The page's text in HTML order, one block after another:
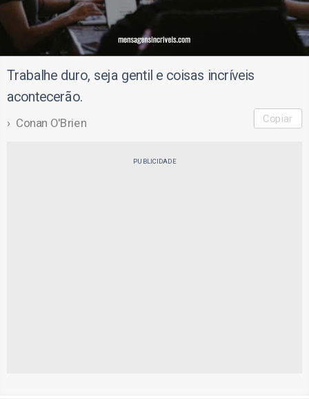
Trabalhe duro, seja gentil e coisas incríveis
acontecerão.
Conan O'Brien Copiar
PUBLICIDADE